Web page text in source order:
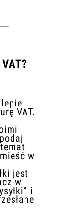
VAT.
w
jest
w
i